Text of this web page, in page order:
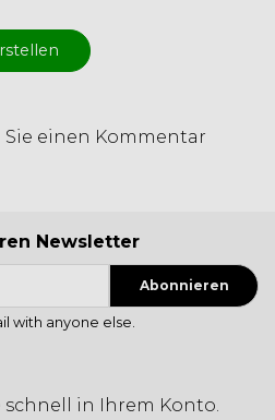
Sie einen Kommentar
Newsletter
Abonnieren
with anyone else.
schnell in Ihrem Konto.